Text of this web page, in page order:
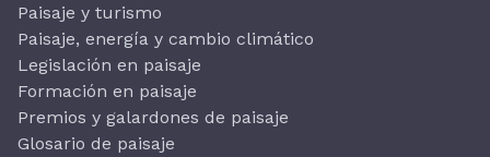
Paisaje y turismo
Paisaje, energía y cambio climático
Legislación en paisaje
Formación en paisaje
Premios y galardones de paisaje
Glosario de paisaje